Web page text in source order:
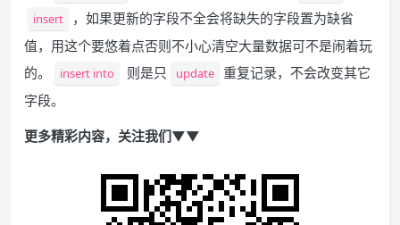
insert
，如果更新的字段不全会将缺失的字段置为缺省
值，用这个要悠着点否则不小心清空大量数据可不是闹着玩
的。
insert into 则是只 update 重复记录，不会改变其它
字段。
更多精彩内容，关注我们▼▼